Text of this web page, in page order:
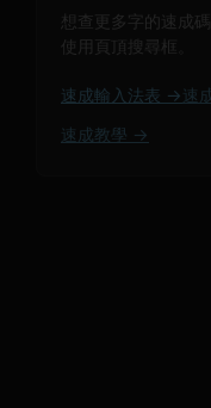
想查更多字的速成
使用頁頂搜尋框。
速成輸入法表 → 速
速成教學 →